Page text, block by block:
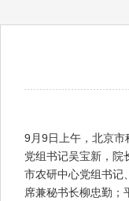
9月9日上午，北京
党组书记吴宝新，院
市农研中心党组书记
席兼秘书长柳忠勤；